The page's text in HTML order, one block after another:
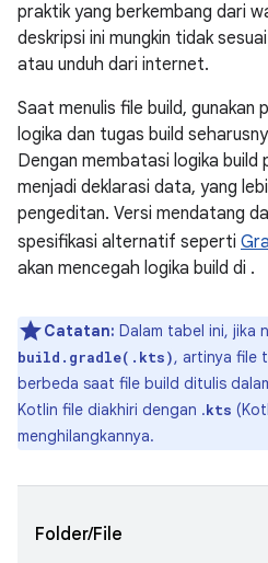
praktik yang berkembang dari
deskripsi ini mungkin tidak
atau unduh dari internet.
Saat menulis file build, gunakan
logika dan tugas build
Dengan membatasi logika build
menjadi deklarasi data, yang
pengeditan. Versi mendatang
spesifikasi alternatif seperti
akan mencegah logika build di .
Catatan: Dalam tabel ini, jika
build.gradle(.kts), artinya file
berbeda saat file build ditulis
Kotlin file diakhiri dengan .kts
menghilangkannya.
Folder/File